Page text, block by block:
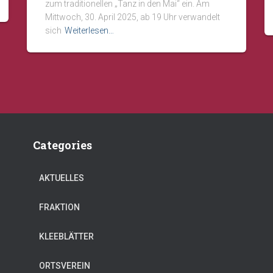
zum traditionellen „Tanz in den Mai“ ein. Am
Mittwoch, 30. April 2025, ab 19 Uhr verwandelt
sich Weiterlesen…
Categories
AKTUELLES
FRAKTION
KLEEBLÄTTER
ORTSVEREIN